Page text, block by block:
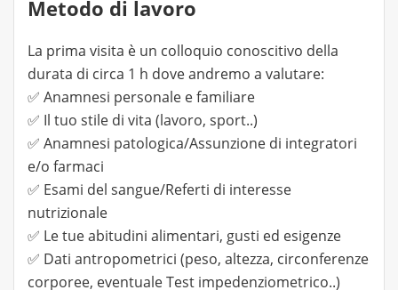
Metodo di lavoro
La prima visita è un colloquio conoscitivo della
durata di circa 1 h dove andremo a valutare:
✅ Anamnesi personale e familiare
✅ Il tuo stile di vita (lavoro, sport..)
✅ Anamnesi patologica/Assunzione di integratori
e/o farmaci
✅ Esami del sangue/Referti di interesse
nutrizionale
✅ Le tue abitudini alimentari, gusti ed esigenze
✅ Dati antropometrici (peso, altezza, circonferenze
corporee, eventuale Test impedenziometrico..)